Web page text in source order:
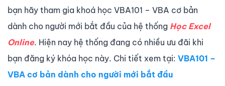
bạn hãy tham gia khoá học VBA101 – VBA cơ bản
dành cho người mới bắt đầu của hệ thống Học Excel
Online. Hiện nay hệ thống đang có nhiều ưu đãi khi
bạn đăng ký khóa học này. Chi tiết xem tại: VBA101 –
VBA cơ bản dành cho người mới bắt đầu